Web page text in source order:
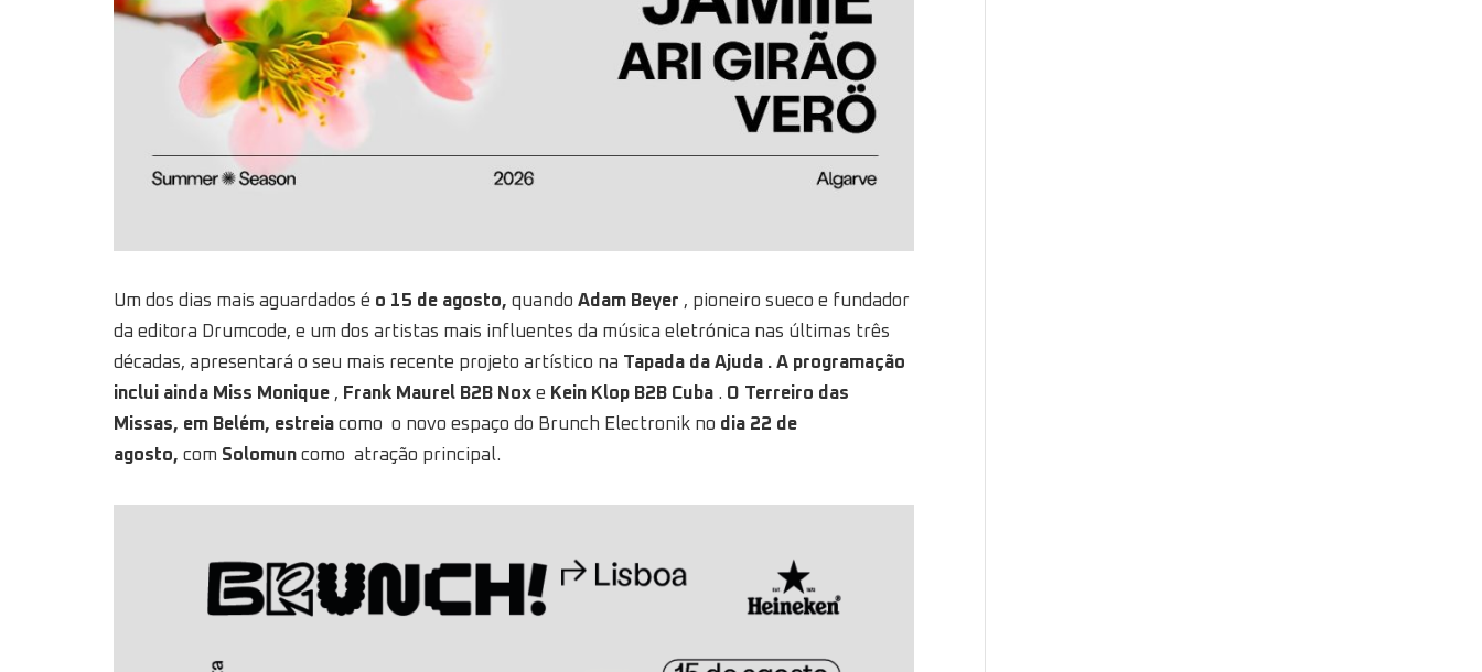
Um dos dias mais aguardados é o 15 de agosto, quando Adam Beyer , pioneiro sueco e fundador
da editora Drumcode, e um dos artistas mais influentes da música eletrónica nas últimas três
décadas, apresentará o seu mais recente projeto artístico na Tapada da Ajuda . A programação
inclui ainda Miss Monique , Frank Maurel B2B Nox e Kein Klop B2B Cuba . O Terreiro das
Missas, em Belém, estreia como o novo espaço do Brunch Electronik no dia 22 de
agosto, com Solomun como atração principal.